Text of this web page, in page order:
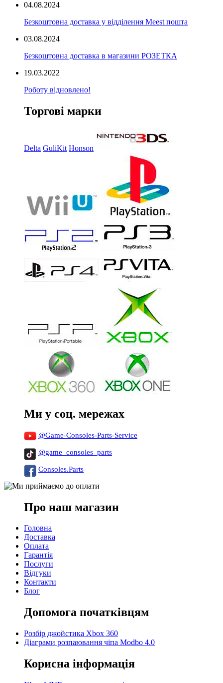
04.08.2024
Безкоштовна доставка у відділення Meest пошта
03.08.2024
Безкоштовна доставка в магазини РОЗЕТКА
19.03.2022
Роботу відновлено!
Торгові марки
Delta GuliKit Honson
Ми у соц. мережах
@Game-Consoles-Parts-Service
@game_consoles_parts
Consoles.Parts
Про наш магазин
Головна
Доставка
Оплата
Гарантія
Послуги
Відгуки
Контакти
Блог
Допомога початківцям
Розбір джойстика Xbox 360
Діаграми розпаювання чіпа Modbo 4.0
Корисна інформація